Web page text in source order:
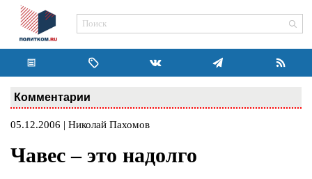
Комментарии
05.12.2006 | Николай Пахомов
Чавес – это надолго